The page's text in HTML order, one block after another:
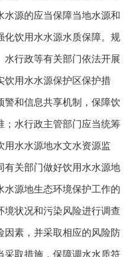
水源的应当保障当地水源和
化饮用水水源水质保障。规
水行政等有关部门依法开展
饮用水水源保护区保护措
警和信息共享机制，保障饮
；水行政主管部门应当统筹
用水水源地水文水资源监
有关部门做好饮用水水源地
水源地生态环境保护工作的
境状况和污染风险进行调查
因素，并采取相应的风险防
采取措施，保障调水水质符